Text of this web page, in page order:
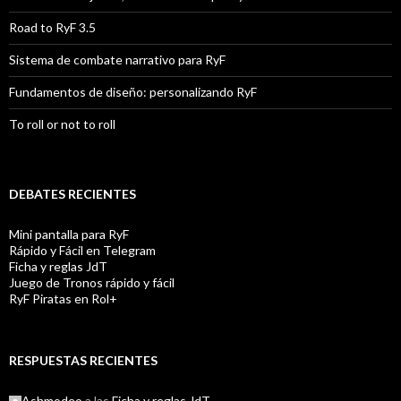
Road to RyF 3.5
Sistema de combate narrativo para RyF
Fundamentos de diseño: personalizando RyF
To roll or not to roll
DEBATES RECIENTES
Mini pantalla para RyF
Rápido y Fácil en Telegram
Ficha y reglas JdT
Juego de Tronos rápido y fácil
RyF Piratas en Rol+
RESPUESTAS RECIENTES